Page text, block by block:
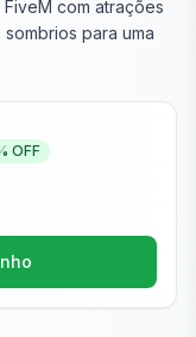
com atrações
para uma
OFF